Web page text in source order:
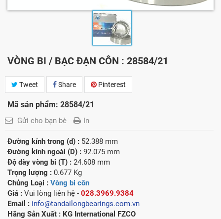
VÒNG BI / BẠC ĐẠN CÔN : 28584/21
Tweet Share Pinterest
Mã sản phẩm: 28584/21
Gửi cho bạn bè In
Đường kính trong (d) : 52.388 mm
Đường kính ngoài (D) : 92.075 mm
Độ dày vòng bi (T) : 24.608 mm
Trọng lượng : 0.677 Kg
Chủng Loại : Vòng bi côn
Giá : Vui lòng l iên hệ - 028.3969.9384
Email : info@tandailongbearings.com.vn
Hãng Sản Xuất : KG International FZCO